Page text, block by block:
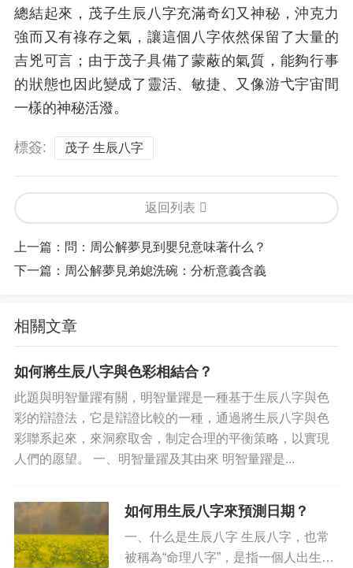
總結起來，茂子生辰八字充滿奇幻又神秘，沖克力
強而又有祿存之氣，讓這個八字依然保留了大量的
吉兇可言；由于茂子具備了蒙蔽的氣質，能夠行事
的狀態也因此變成了靈活、敏捷、又像游弋宇宙間
一樣的神秘活潑。
標簽: 茂子 生辰八字
返回列表
上一篇： 問：周公解夢見到嬰兒意味著什么？
下一篇： 周公解夢見弟媳洗碗：分析意義含義
相關文章
如何將生辰八字與色彩相結合？
此題與明智量躍有關，明智量躍是一種基于生辰八字與色
彩的辯證法，它是辯證比較的一種，通過將生辰八字與色
彩聯系起來，來洞察取舍，制定合理的平衡策略，以實現
人們的愿望。 一、明智量躍及其由來 明智量躍是...
如何用生辰八字來預測日期？
一、什么是生辰八字 生辰八字，也常
被稱為“命理八字”，是指一個人出生時